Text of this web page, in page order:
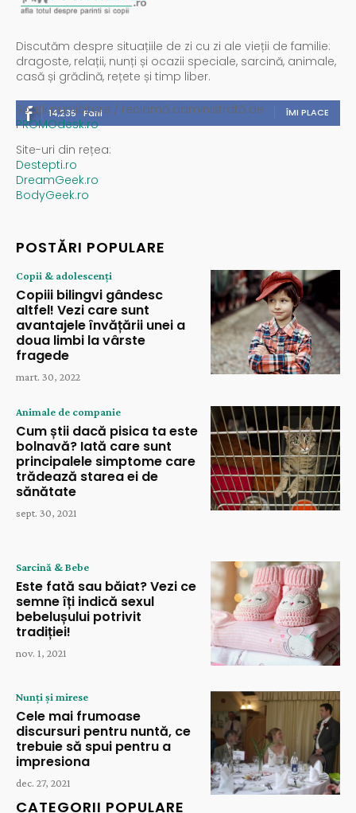
Discutăm despre situațiile de zi cu zi ale vieții de familie:
dragoste, relații, nunți și ocazii speciale, sarcină, animale,
casă și grădină, rețete și timp liber.
14,235 Fani ÎMI PLACE
Spații publicitare / reclamă administrată de
PROMOdesk.ro
Site-uri din rețea:
Destepti.ro
DreamGeek.ro
BodyGeek.ro
POSTĂRI POPULARE
Copii & adolescenți
Copiii bilingvi gândesc
altfel! Vezi care sunt
avantajele învățării unei a
doua limbi la vârste
fragede
mart. 30, 2022
Animale de companie
Cum știi dacă pisica ta este
bolnavă? Iată care sunt
principalele simptome care
trădează starea ei de
sănătate
sept. 30, 2021
Sarcină & Bebe
Este fată sau băiat? Vezi ce
semne îți indică sexul
bebelușului potrivit
tradiției!
nov. 1, 2021
Nunți și mirese
Cele mai frumoase
discursuri pentru nuntă, ce
trebuie să spui pentru a
impresiona
dec. 27, 2021
CATEGORII POPULARE